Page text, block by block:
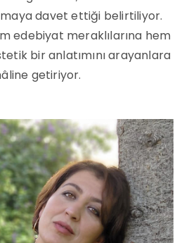
davet ettiği belirtiliyor.
edebiyat meraklılarına hem
bir anlatımını arayanlara
getiriyor.